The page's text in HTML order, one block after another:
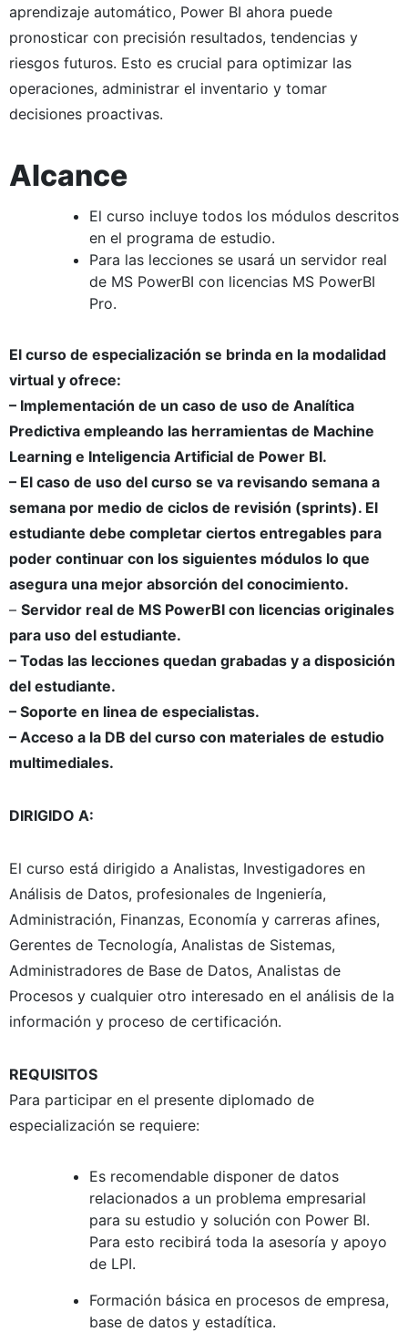
aprendizaje automático, Power BI ahora puede
pronosticar con precisión resultados, tendencias y
riesgos futuros. Esto es crucial para optimizar las
operaciones, administrar el inventario y tomar
decisiones proactivas.
Alcance
El curso incluye todos los módulos descritos
en el programa de estudio.
Para las lecciones se usará un servidor real
de MS PowerBI con licencias MS PowerBI
Pro.
El curso de especialización se brinda en la modalidad
virtual y ofrece:
– Implementación de un caso de uso de Analítica
Predictiva empleando las herramientas de Machine
Learning e Inteligencia Artificial de Power BI.
– El caso de uso del curso se va revisando semana a
semana por medio de ciclos de revisión (sprints). El
estudiante debe completar ciertos entregables para
poder continuar con los siguientes módulos lo que
asegura una mejor absorción del conocimiento.
– Servidor real de MS PowerBI con licencias originales
para uso del estudiante.
– Todas las lecciones quedan grabadas y a disposición
del estudiante.
– Soporte en linea de especialistas.
– Acceso a la DB del curso con materiales de estudio
multimediales.
DIRIGIDO A:
El curso está dirigido a Analistas, Investigadores en
Análisis de Datos, profesionales de Ingeniería,
Administración, Finanzas, Economía y carreras afines,
Gerentes de Tecnología, Analistas de Sistemas,
Administradores de Base de Datos, Analistas de
Procesos y cualquier otro interesado en el análisis de la
información y proceso de certificación.
REQUISITOS
Para participar en el presente diplomado de
especialización se requiere:
Es recomendable disponer de datos
relacionados a un problema empresarial
para su estudio y solución con Power BI.
Para esto recibirá toda la asesoría y apoyo
de LPI.
Formación básica en procesos de empresa,
base de datos y estadítica.